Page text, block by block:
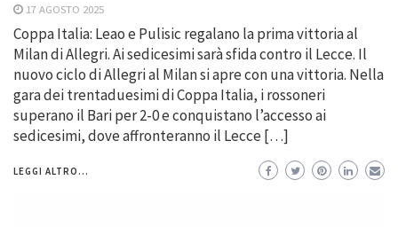
17 AGOSTO 2025
Coppa Italia: Leao e Pulisic regalano la prima vittoria al
Milan di Allegri. Ai sedicesimi sarà sfida contro il Lecce. Il
nuovo ciclo di Allegri al Milan si apre con una vittoria. Nella
gara dei trentaduesimi di Coppa Italia, i rossoneri
superano il Bari per 2-0 e conquistano l’accesso ai
sedicesimi, dove affronteranno il Lecce […]
LEGGI ALTRO...